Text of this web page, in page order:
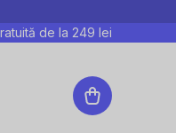
de la 249 lei
Coş
de